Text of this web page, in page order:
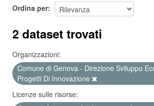
Ordina per
2 dataset trovati
Organizzazioni:
Comune di Genova - Direzione Sviluppo
Progetti Di Innovazione
Licenze sulle risorse: